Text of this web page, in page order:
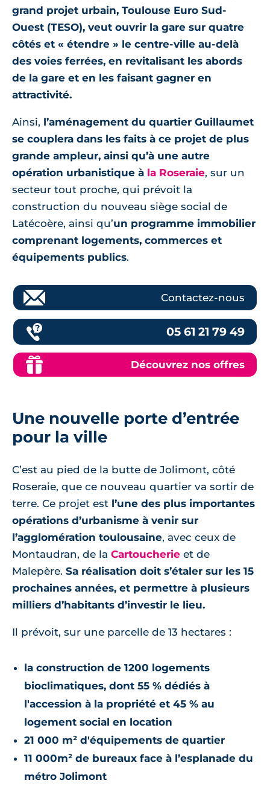
grand projet urbain, Toulouse Euro Sud-
Ouest (TESO), veut ouvrir la gare sur quatre
côtés et « étendre » le centre-ville au-delà
des voies ferrées, en revitalisant les abords
de la gare et en les faisant gagner en
attractivité.
Ainsi, l’aménagement du quartier Guillaumet
se couplera dans les faits à ce projet de plus
grande ampleur, ainsi qu’à une autre
opération urbanistique à la Roseraie, sur un
secteur tout proche, qui prévoit la
construction du nouveau siège social de
Latécoère, ainsi qu’un programme immobilier
comprenant logements, commerces et
équipements publics.
Contactez-nous
05 61 21 79 49
Découvrez nos offres
Une nouvelle porte d’entrée
pour la ville
C’est au pied de la butte de Jolimont, côté
Roseraie, que ce nouveau quartier va sortir de
terre. Ce projet est l’une des plus importantes
opérations d’urbanisme à venir sur
l’agglomération toulousaine, avec ceux de
Montaudran, de la Cartoucherie et de
Malepère. Sa réalisation doit s’étaler sur les 15
prochaines années, et permettre à plusieurs
milliers d’habitants d’investir le lieu.
Il prévoit, sur une parcelle de 13 hectares :
la construction de 1200 logements
bioclimatiques, dont 55 % dédiés à
l'accession à la propriété et 45 % au
logement social en location
21 000 m² d'équipements de quartier
11 000m² de bureaux face à l’esplanade du
métro Jolimont